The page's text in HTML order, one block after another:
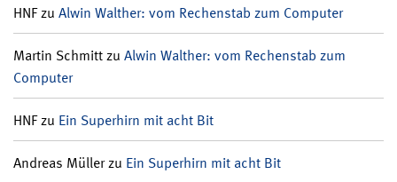
HNFzu Alwin Walther: vom Rechenstab zum Computer
Martin Schmittzu Alwin Walther: vom Rechenstab zum
Computer
HNFzu Ein Superhirn mit acht Bit
Andreas Müllerzu Ein Superhirn mit acht Bit